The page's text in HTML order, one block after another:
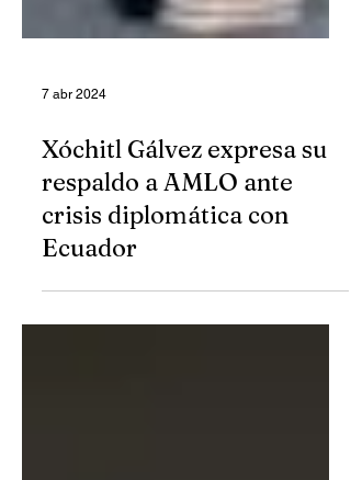
7 abr 2024
Xóchitl Gálvez expresa su
respaldo a AMLO ante
crisis diplomática con
Ecuador